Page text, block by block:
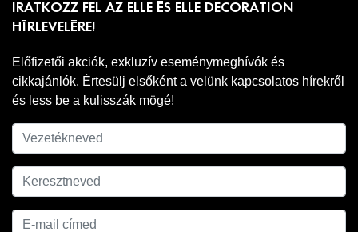
IRATKOZZ FEL AZ ELLE ÉS ELLE DECORATION
HÍRLEVELÉRE!
Előfizetői akciók, exkluzív eseménymeghívók és
cikkajánlók. Értesülj elsőként a velünk kapcsolatos hírekről
és less be a kulisszák mögé!